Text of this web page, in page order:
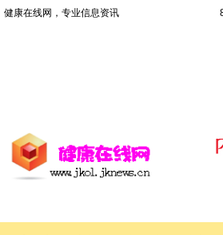
健康在线网，专业信息资讯